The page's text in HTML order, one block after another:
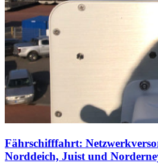
Fährschifffahrt:
Norddeich, Juist und